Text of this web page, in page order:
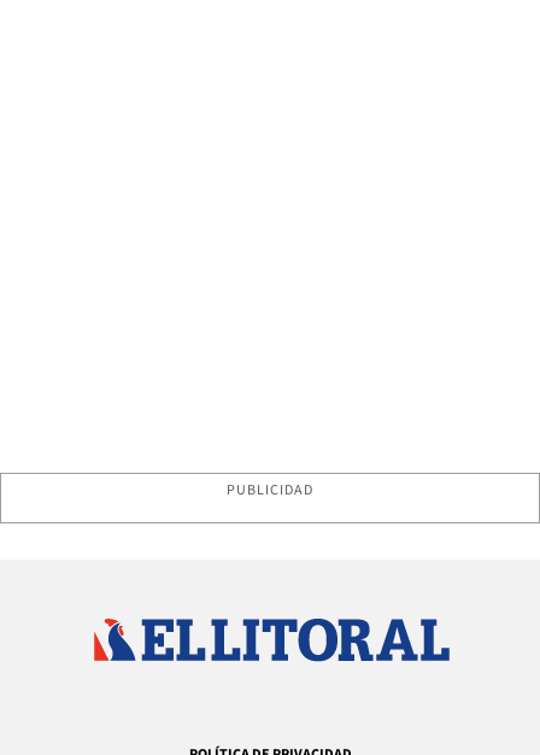
PUBLICIDAD